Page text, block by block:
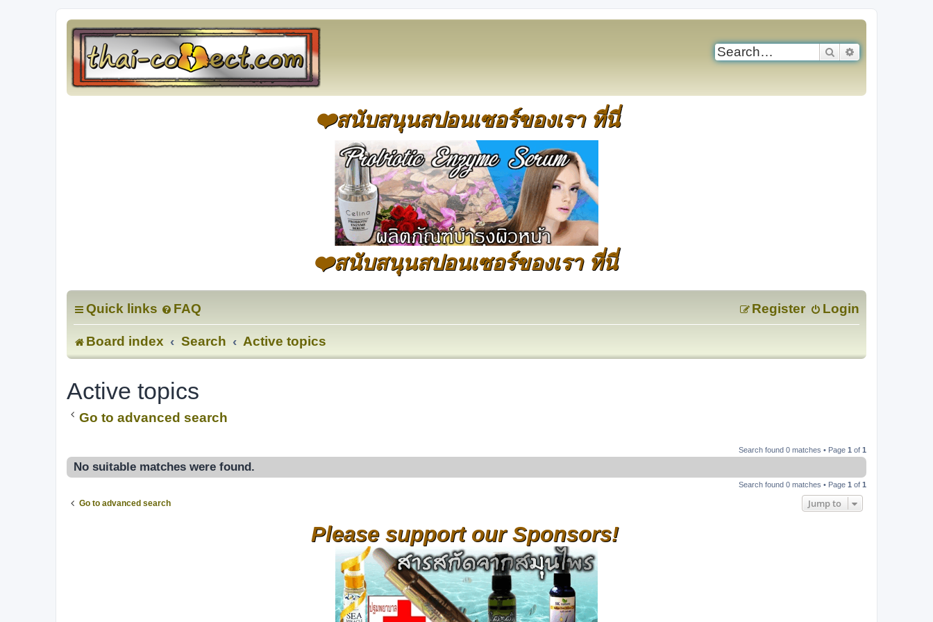
Search
❤️สนับสนุนสปอนเซอร์ของเรา ที่นี่
❤️สนับสนุนสปอนเซอร์ของเรา ที่นี่
Quick links FAQ Login
Register
Board index Search Active topics
Active topics
Go to advanced search
Search found 0 matches • Page 1 of 1
No suitable matches were found.
Search found 0 matches • Page 1 of 1
Go to advanced search Jump to
Please support our Sponsors!